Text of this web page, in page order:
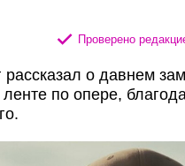
Проверено
рассказал о давнем
по опере,